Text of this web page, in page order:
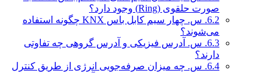
صورت حلقوی (Ring) وجود دارد؟
6.2.
س. چهار سیم کابل باس KNX چگونه استفاده
می‌شوند؟
6.3. س. آدرس فیزیکی و آدرس گروهی چه تفاوتی
دارند؟
6.4. س. چه میزان صرفه‌جویی انرژی از طریق کنترل